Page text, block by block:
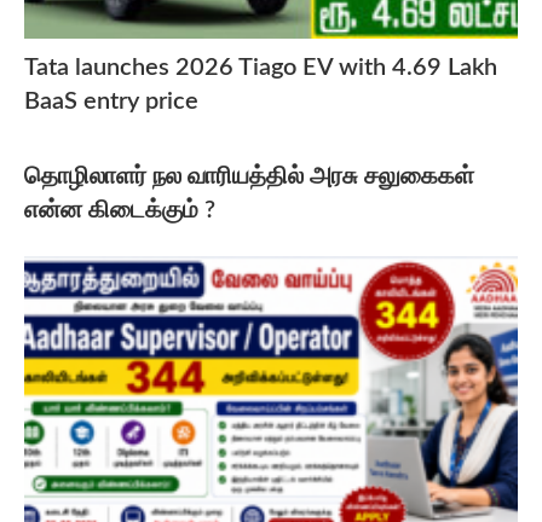
Tata launches 2026 Tiago EV with 4.69 Lakh
BaaS entry price
தொழிலாளர் நல வாரியத்தில் அரசு சலுகைகள்
என்ன கிடைக்கும் ?